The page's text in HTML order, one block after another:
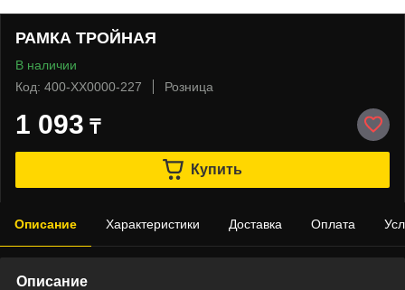
РАМКА ТРОЙНАЯ
В наличии
Код: 400-XX0000-227
Розница
1 093 ₸
Купить
Описание Характеристики Доставка Оплата
Описание